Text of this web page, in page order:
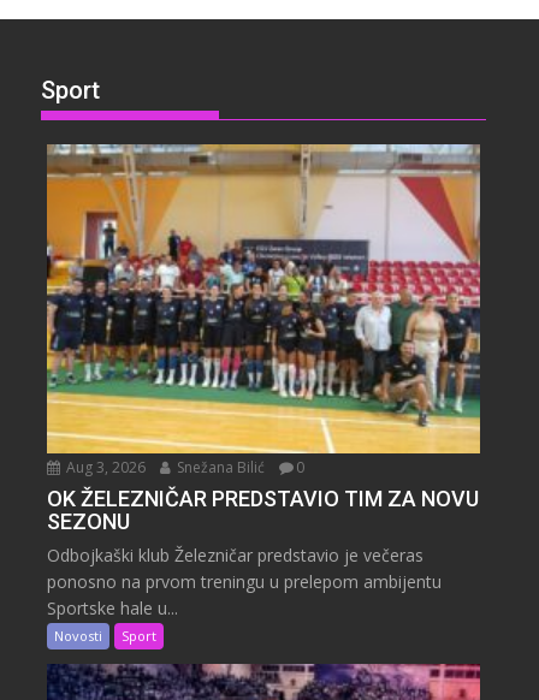
Sport
Aug 3, 2026 Snežana Bilić 0
OK ŽELEZNIČAR PREDSTAVIO TIM ZA NOVU
SEZONU
Odbojkaški klub Železničar predstavio je večeras
ponosno na prvom treningu u prelepom ambijentu
Sportske hale u...
Novosti Sport